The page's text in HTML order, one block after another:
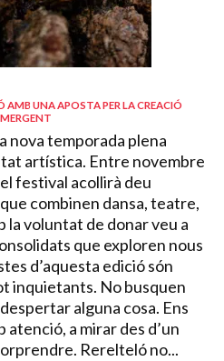
AMB UNA APOSTA PER LA CREACIÓ
nova temporada plena
artística. Entre novembre
festival acollirà deu
combinen dansa, teatre,
la voluntat de donar veu a
que exploren nous
d’aquesta edició són
inquietants. No busquen
alguna cosa. Ens
a mirar des d’un
Rerelteló no...